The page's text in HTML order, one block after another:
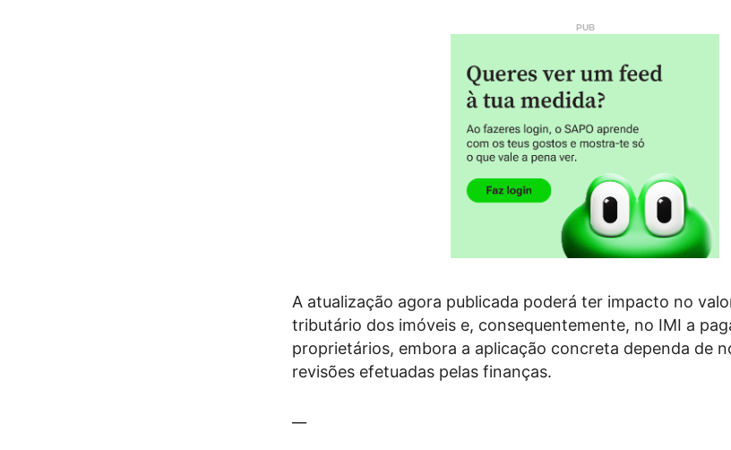
A atualização agora publicada poderá ter impacto no
tributário dos imóveis e, consequentemente, no IMI a
proprietários, embora a aplicação concreta dependa de
revisões efetuadas pelas finanças.